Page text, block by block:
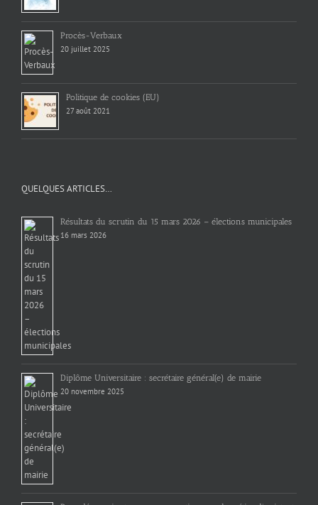
Procès-Verbaux
20 juillet 2025
Politique de cookies (EU)
27 août 2021
QUELQUES ARTICLES…
Résultats du scrutin du 15 mars 2026 – élections municipales
16 mars 2026
Diplôme Universitaire : secrétaire général(e) de mairie
20 novembre 2025